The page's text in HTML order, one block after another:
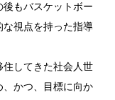
もバスケットボー
視点を持った指導
してきた社会人世
かつ、目標に向か